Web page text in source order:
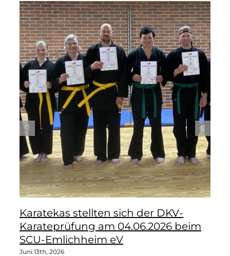
Karatekas stellten sich der DKV-
Karateprüfung am 04.06.2026 beim
SCU-Emlichheim eV
Juni 13th, 2026